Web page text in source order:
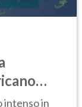
intenso in